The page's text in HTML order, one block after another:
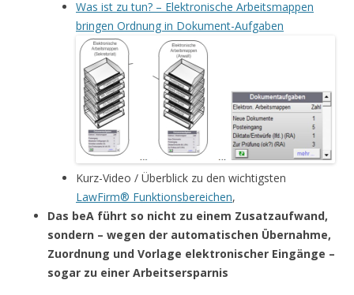
Was ist zu tun? – Elektronische Arbeitsmappen
bringen Ordnung in Dokument-Aufgaben
Kurz-Video / Überblick zu den wichtigsten
LawFirm® Funktionsbereichen,
Das beA führt so nicht zu einem Zusatzaufwand,
sondern – wegen der automatischen Übernahme,
Zuordnung und Vorlage elektronischer Eingänge –
sogar zu einer Arbeitsersparnis